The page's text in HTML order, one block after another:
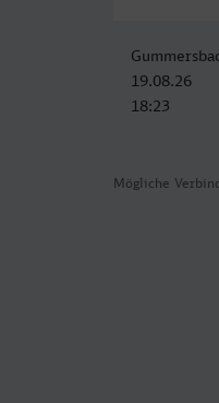
Mögliche
19.08.26
18:23